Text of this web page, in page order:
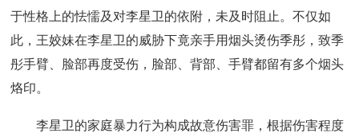
于性格上的怯懦及对李星卫的依附，未及时阻止。不仅如
此，王姣妹在李星卫的威胁下竟亲手用烟头烫伤季彤，致季
彤手臂、脸部再度受伤，脸部、背部、手臂都留有多个烟头
烙印。
李星卫的家庭暴力行为构成故意伤害罪，根据伤害程度